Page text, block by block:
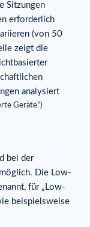
Sitzungen
erforderlich
(von 50
zeigt die
analysiert
Geräte“)
bei der
Die Low-
für „Low-
beispielsweise